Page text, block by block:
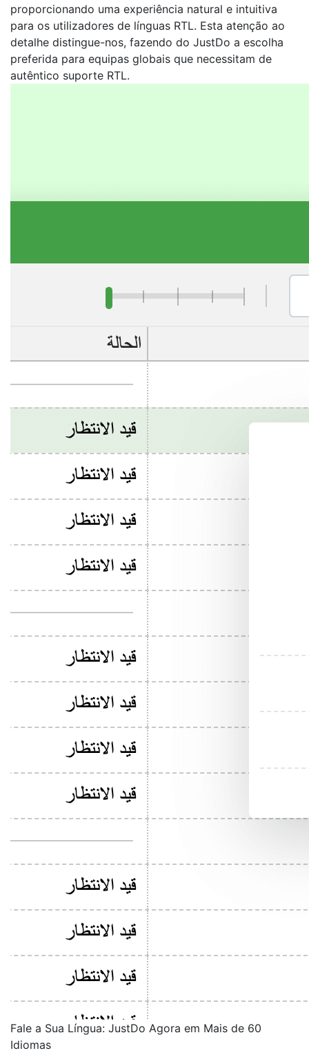
proporcionando uma experiência natural e intuitiva
para os utilizadores de línguas RTL. Esta atenção ao
detalhe distingue-nos, fazendo do JustDo a escolha
preferida para equipas globais que necessitam de
autêntico suporte RTL.
Fale a Sua Língua: JustDo Agora em Mais de 60
Idiomas